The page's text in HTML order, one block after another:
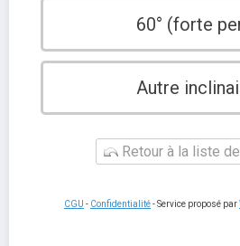
60° (forte
Autre
Retour à la liste
CGU - Confidentialité- Service proposé par